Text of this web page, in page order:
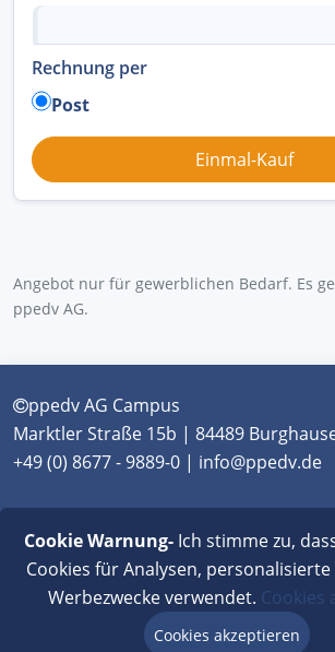
Rechnung per
Post
Angebot nur für gewerblichen Bedarf. Es
ppedv AG.
ppedv AG Campus
Marktler Straße 15b | 84489
+49 (0) 8677 - 9889-0 | info@ppedv.de
Classroom
|Impressum|Datenschutz|
Cookie Warnung-Ich stimme zu,
Cookies für Analysen,
Werbezwecke verwendet. Cookies
Cookies akzeptieren